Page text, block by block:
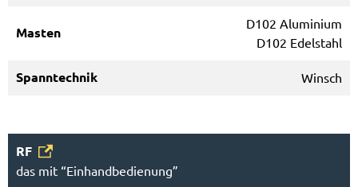
D102 Aluminium
D102 Edelstahl
Winsch
RF
das mit “Einhandbedienung”